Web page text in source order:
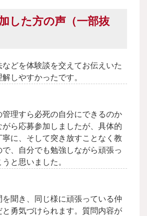
した方の声（一部抜
どを体験談を交えてお伝えいた
しやすかったです。
管理すら必死の自分にできるのか
ら応募参加しましたが、具体的
寧に、そして突き放すことなく教
で、自分でも勉強しながら頑張っ
と思いました。
を聞き、同じ様に頑張っている仲
と勇気づけられます。質問内容が